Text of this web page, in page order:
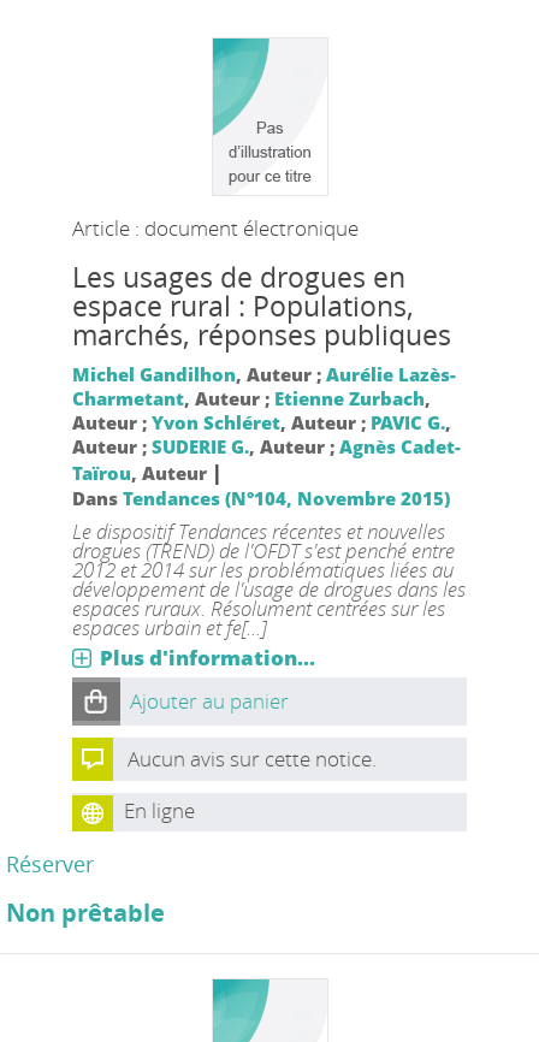
Article : document électronique
Les usages de drogues en
espace rural : Populations,
marchés, réponses publiques
Michel Gandilhon, Auteur ; Aurélie Lazès-
Charmetant, Auteur ; Etienne Zurbach,
Auteur ; Yvon Schléret, Auteur ; PAVIC G.,
Auteur ; SUDERIE G., Auteur ; Agnès Cadet-
Taïrou, Auteur |
Dans Tendances (N°104, Novembre 2015)
Le dispositif Tendances récentes et nouvelles
drogues (TREND) de l'OFDT s'est penché entre
2012 et 2014 sur les problématiques liées au
développement de l'usage de drogues dans les
espaces ruraux. Résolument centrées sur les
espaces urbain et fe[...]
Plus d'information...
Ajouter au panier
Aucun avis sur cette notice.
En ligne
Réserver
Non prêtable